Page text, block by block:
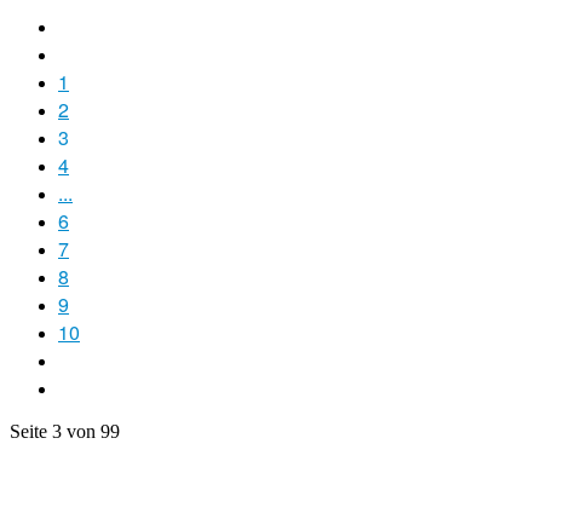
1
2
3
4
...
6
7
8
9
10
Seite 3 von 99